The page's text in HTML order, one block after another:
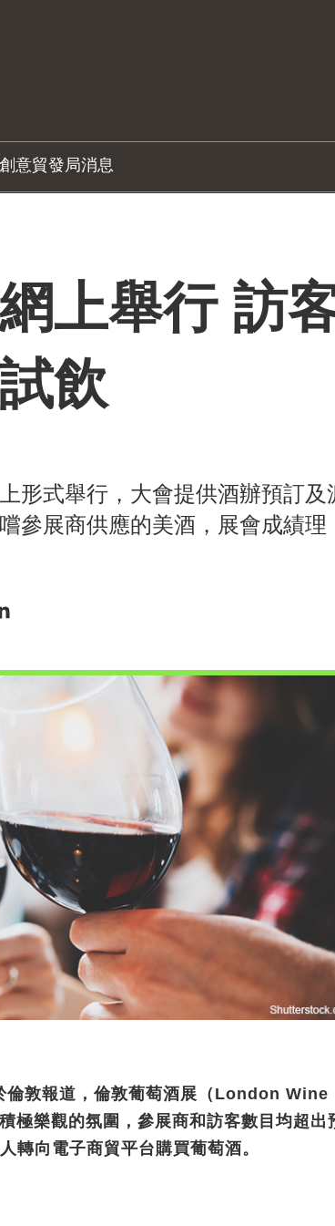
意貿發局消息
上舉行 訪
飲
形式舉行，大會提供酒辦預訂及
參展商供應的美酒，展會成績理
敦報道，倫敦葡萄酒展（London Wine
極樂觀的氛圍，參展商和訪客數目均超出
轉向電子商貿平台購買葡萄酒。